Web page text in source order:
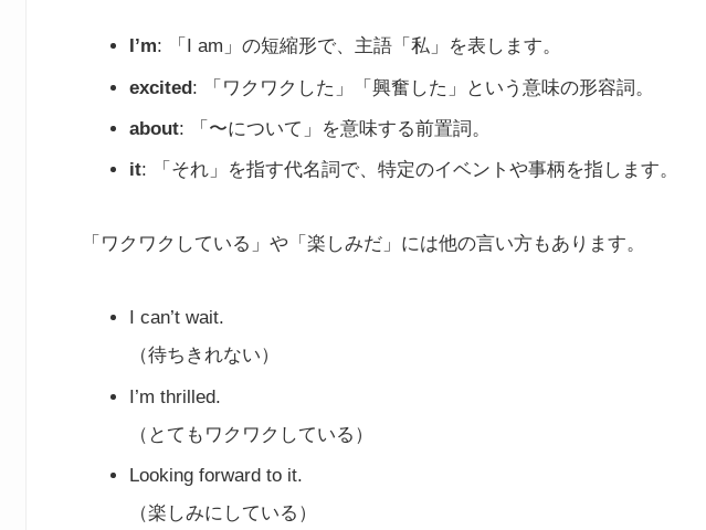
I’m: 「I am」の短縮形で、主語「私」を表します。
excited: 「ワクワクした」「興奮した」という意味の形容詞。
about: 「〜について」を意味する前置詞。
it: 「それ」を指す代名詞で、特定のイベントや事柄を指します。
「ワクワクしている」や「楽しみだ」には他の言い方もあります。
I can’t wait.
（待ちきれない）
I’m thrilled.
（とてもワクワクしている）
Looking forward to it.
（楽しみにしている）